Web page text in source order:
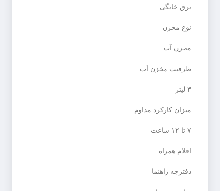
برق خانگی
نوع مخزن
مخزن آب
ظرفیت مخزن آب
۳ لیتر
میزان کارکرد مداوم
۷ تا ۱۲ ساعت
اقلام همراه
دفترچه راهنما